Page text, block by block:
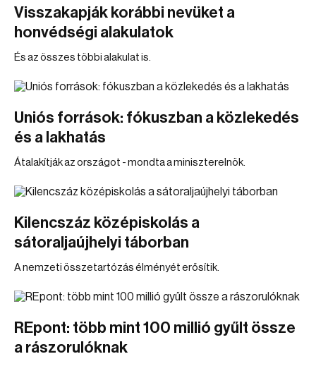
Visszakapják korábbi nevüket a
honvédségi alakulatok
És az összes többi alakulat is.
Uniós források: fókuszban a közlekedés
és a lakhatás
Átalakítják az országot - mondta a miniszterelnök.
Kilencszáz középiskolás a
sátoraljaújhelyi táborban
A nemzeti összetartózás élményét erősítik.
REpont: több mint 100 millió gyűlt össze
a rászorulóknak